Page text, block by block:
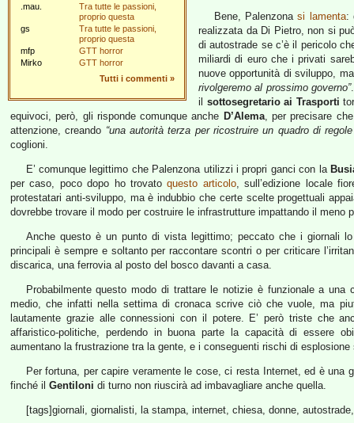
.mau.
Tra tutte le passioni,
proprio questa
gs
Tra tutte le passioni,
proprio questa
mfp
GTT horror
Mirko
GTT horror
Tutti i commenti »
Bene, Palenzonasi lamenta:
realizzata da Di Pietro, non si
di autostrade se c’è il pericolo
miliardi di euro che i privati
nuove opportunità di sviluppo,
rivolgeremo al prossimo governo”
il sottosegretario ai Trasporti
equivoci, però, gli risponde comunque anche D’Alema, per precisare
attenzione, creando “una autorità terza per ricostruire un quadro di regole
coglioni.
E’ comunque legittimo che Palenzona utilizzi i propri ganci con la
per caso, poco dopo ho trovatoquesto articolo, sull’edizione locale
protestatari anti-sviluppo, ma è indubbio che certe scelte progettuali
dovrebbe trovare il modo per costruire le infrastrutture impattando il meno
Anche questo è un punto di vista legittimo; peccato che i giornali
principali è sempre e soltanto per raccontare scontri o per criticare
discarica, una ferrovia al posto del bosco davanti a casa.
Probabilmente questo modo di trattare le notizie è funzionale a
medio, che infatti nella settima di cronaca scrive ciò che vuole, ma
lautamente grazie alle connessioni con il potere. E’ però triste che
affaristico-politiche, perdendo in buona parte la capacità di essere
aumentano la frustrazione tra la gente, e i conseguenti rischi di esplosione
Per fortuna, per capire veramente le cose, ci resta Internet, ed è una
finché il Gentiloni di turno non riuscirà ad imbavagliare anche quella.
[tags]giornali, giornalisti, la stampa, internet, chiesa, donne,